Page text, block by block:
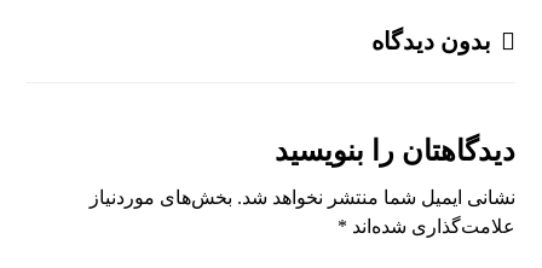
بدون دیدگاه
دیدگاهتان را بنویسید
نشانی ایمیل شما منتشر نخواهد شد. بخش‌های موردنیاز
علامت‌گذاری شده‌اند *